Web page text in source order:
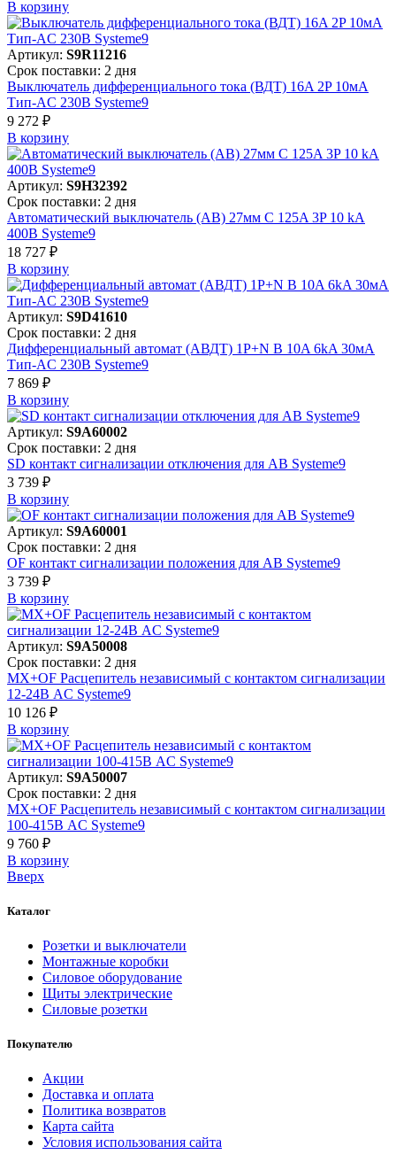
В корзинy
Артикул: S9R11216
Срок поставки: 2 дня
Выключатель дифференциального тока (ВДТ) 16A 2P 10мА
Тип-AC 230В Systeme9
9 272 ₽
В корзинy
Артикул: S9H32392
Срок поставки: 2 дня
Автоматический выключатель (АВ) 27мм C 125A 3P 10 kA
400В Systeme9
18 727 ₽
В корзинy
Артикул: S9D41610
Срок поставки: 2 дня
Дифференциальный автомат (АВДТ) 1P+N B 10A 6kA 30мА
Тип-AC 230В Systeme9
7 869 ₽
В корзинy
Артикул: S9A60002
Срок поставки: 2 дня
SD контакт сигнализации отключения для АВ Systeme9
3 739 ₽
В корзинy
Артикул: S9A60001
Срок поставки: 2 дня
OF контакт сигнализации положения для АВ Systeme9
3 739 ₽
В корзинy
Артикул: S9A50008
Срок поставки: 2 дня
MX+OF Расцепитель независимый с контактом сигнализации
12-24В AC Systeme9
10 126 ₽
В корзинy
Артикул: S9A50007
Срок поставки: 2 дня
MX+OF Расцепитель независимый с контактом сигнализации
100-415В AC Systeme9
9 760 ₽
В корзинy
Вверх
Каталог
Розетки и выключатели
Монтажные коробки
Силовое оборудование
Щиты электрические
Силовые розетки
Покупателю
Акции
Доставка и оплата
Политика возвратов
Карта сайта
Условия использования сайта